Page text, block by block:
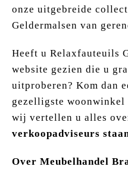
onze uitgebreide
Geldermalsen van
Heeft u Relaxfauteuils
website gezien die u
uitproberen? Kom dan
gezelligste woonwinkel
wij vertellen u alles
verkoopadviseurs
Over Meubelhandel